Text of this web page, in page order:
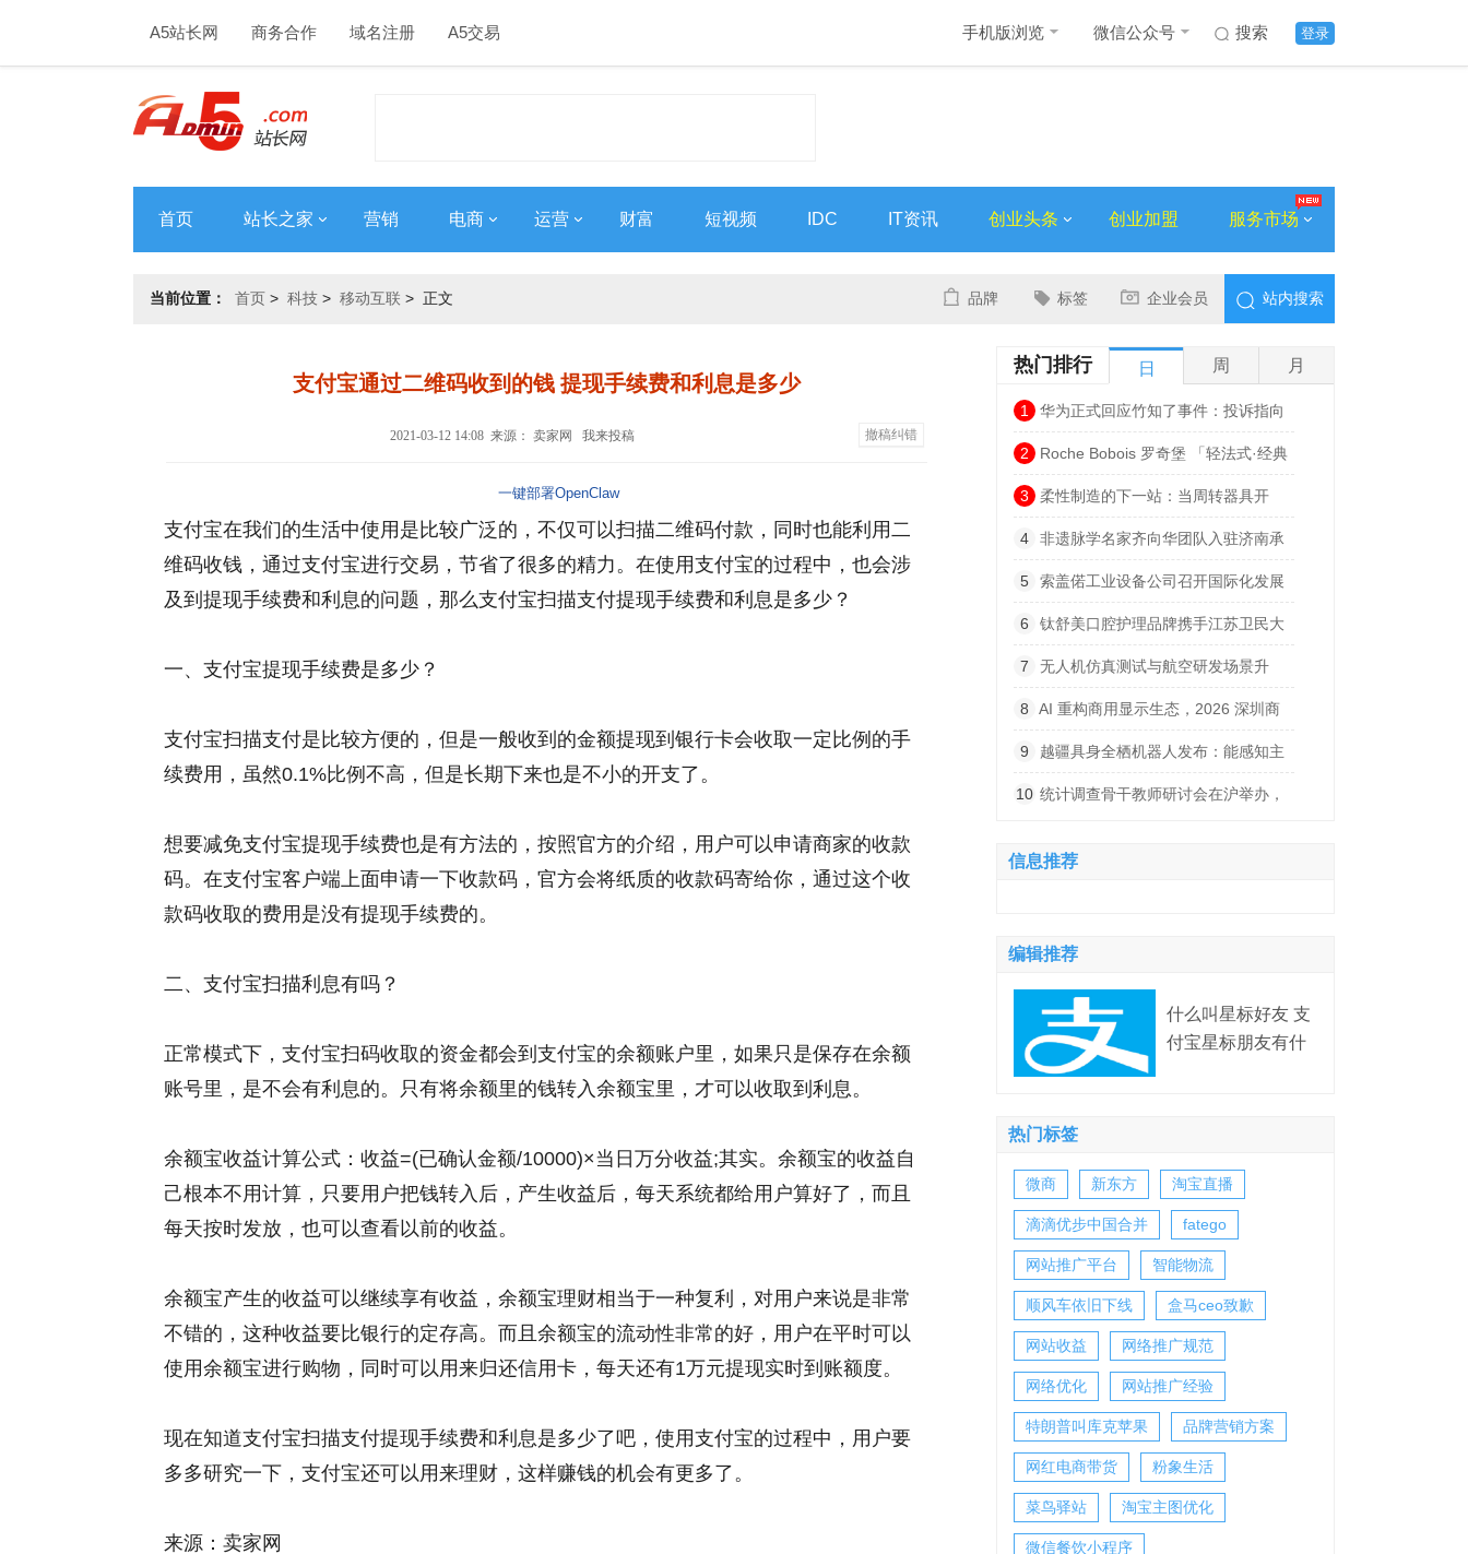
A5站长网 商务合作 域名注册 A5交易 登录
搜索
手机版浏览 微信公众号
首页 站长之家 营销 电商 运营 财富 短视频 IDC IT资讯 创业头条 创业加盟 服务市场
当前位置： 首页 > 科技 > 移动互联 > 正文 品牌 标签 企业会员 站内搜索
支付宝通过二维码收到的钱 提现手续费和利息是多少
2021-03-12 14:08 来源： 卖家网 我来投稿 撤稿纠错
一键部署OpenClaw
支付宝在我们的生活中使用是比较广泛的，不仅可以扫描二维码付款，同时也能利用二
维码收钱，通过支付宝进行交易，节省了很多的精力。在使用支付宝的过程中，也会涉
及到提现手续费和利息的问题，那么支付宝扫描支付提现手续费和利息是多少？
一、支付宝提现手续费是多少？
支付宝扫描支付是比较方便的，但是一般收到的金额提现到银行卡会收取一定比例的手
续费用，虽然0.1%比例不高，但是长期下来也是不小的开支了。
想要减免支付宝提现手续费也是有方法的，按照官方的介绍，用户可以申请商家的收款
码。在支付宝客户端上面申请一下收款码，官方会将纸质的收款码寄给你，通过这个收
款码收取的费用是没有提现手续费的。
二、支付宝扫描利息有吗？
正常模式下，支付宝扫码收取的资金都会到支付宝的余额账户里，如果只是保存在余额
账号里，是不会有利息的。只有将余额里的钱转入余额宝里，才可以收取到利息。
余额宝收益计算公式：收益=(已确认金额/10000)×当日万分收益;其实。余额宝的收益自
己根本不用计算，只要用户把钱转入后，产生收益后，每天系统都给用户算好了，而且
每天按时发放，也可以查看以前的收益。
余额宝产生的收益可以继续享有收益，余额宝理财相当于一种复利，对用户来说是非常
不错的，这种收益要比银行的定存高。而且余额宝的流动性非常的好，用户在平时可以
使用余额宝进行购物，同时可以用来归还信用卡，每天还有1万元提现实时到账额度。
现在知道支付宝扫描支付提现手续费和利息是多少了吧，使用支付宝的过程中，用户要
多多研究一下，支付宝还可以用来理财，这样赚钱的机会有更多了。
来源：卖家网
热门排行 日 周 月
1 华为正式回应竹知了事件：投诉指向
侵权内容，否认“全网下架”
2 Roche Bobois 罗奇堡 「轻法式·经典
回归」 沪上启幕，引领生活方式新风潮
3 柔性制造的下一站：当周转器具开
始“说话”
4 非遗脉学名家齐向华团队入驻济南承
正堂中医 打造泉城中医诊疗新阵地
5 索盖偌工业设备公司召开国际化发展
政策专题分析研讨会
6 钛舒美口腔护理品牌携手江苏卫民大
药房 让专业口腔护理触手可及
7 无人机仿真测试与航空研发场景升
级，加固笔记本电脑助力飞行系统开发
8 AI 重构商用显示生态，2026 深圳商
用显示技术展汇集商显领域前沿创新解决
方案
9 越疆具身全栖机器人发布：能感知主
人情绪、主动实施陪伴
10 统计调查骨干教师研讨会在沪举办，
信息推荐
编辑推荐
什么叫星标好友 支
付宝星标朋友有什
热门标签
微商 新东方 淘宝直播
滴滴优步中国合并 fatego
网站推广平台 智能物流
顺风车依旧下线 盒马ceo致歉
网站收益 网络推广规范
网络优化 网站推广经验
特朗普叫库克苹果 品牌营销方案
网红电商带货 粉象生活
菜鸟驿站 淘宝主图优化
微信餐饮小程序